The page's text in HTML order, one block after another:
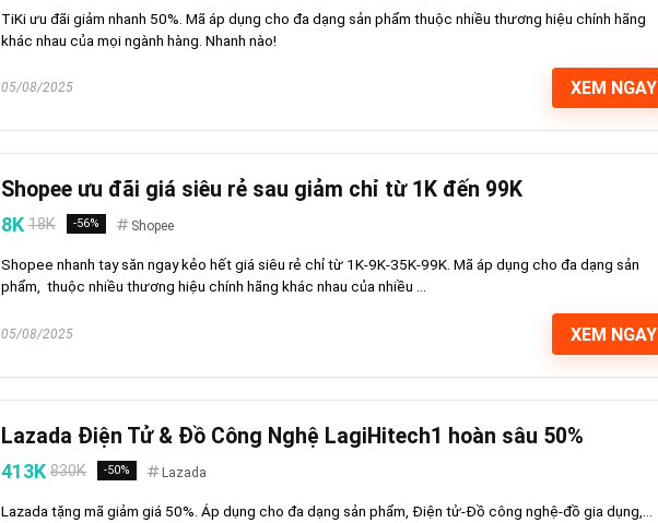
TiKi ưu đãi giảm nhanh 50%. Mã áp dụng cho đa dạng sản phẩm thuộc nhiều thương hiệu chính hãng
khác nhau của mọi ngành hàng. Nhanh nào!
05/08/2025 XEM NGAY
Shopee ưu đãi giá siêu rẻ sau giảm chỉ từ 1K đến 99K
8K 18K -56% Shopee
Shopee nhanh tay săn ngay kẻo hết giá siêu rẻ chỉ từ 1K-9K-35K-99K. Mã áp dụng cho đa dạng sản
phẩm, thuộc nhiều thương hiệu chính hãng khác nhau của nhiều ...
05/08/2025 XEM NGAY
Lazada Điện Tử & Đồ Công Nghệ LagiHitech1 hoàn sâu 50%
413K 830K -50% Lazada
Lazada tặng mã giảm giá 50%. Áp dụng cho đa dạng sản phẩm, Điện tử-Đồ công nghệ-đồ gia dụng,...